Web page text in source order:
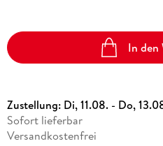
In den
Zustellung: Di, 11.08. - Do,
Sofort lieferbar
Versandkostenfrei